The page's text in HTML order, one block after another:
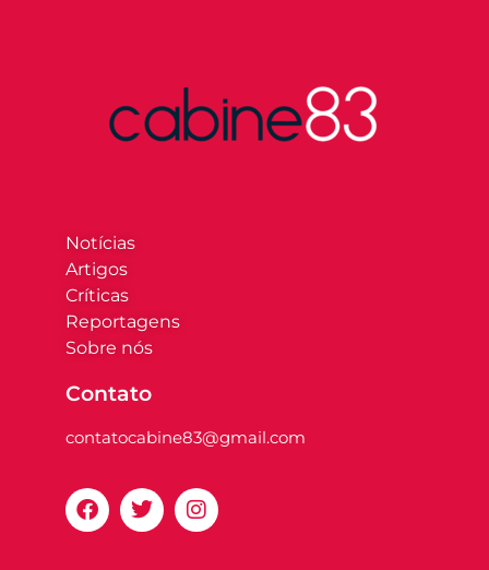
Notícias
Artigos
Críticas
Reportagens
Sobre nós
Contato
contatocabine83@gmail.com